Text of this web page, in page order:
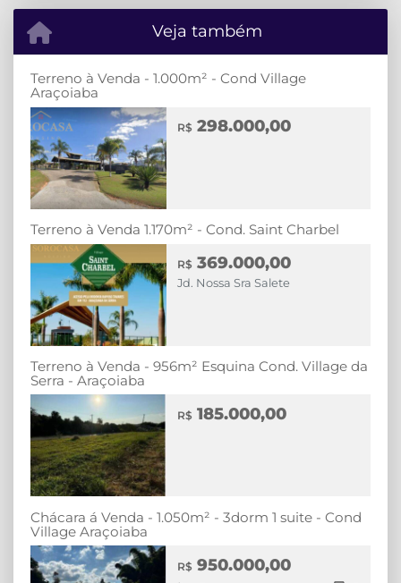
Veja também
Terreno à Venda - 1.000m² - Cond Village
Araçoiaba
R$ 298.000,00
Terreno à Venda 1.170m² - Cond. Saint Charbel
R$ 369.000,00
Jd. Nossa Sra Salete
Terreno à Venda - 956m² Esquina Cond. Village da
Serra - Araçoiaba
R$ 185.000,00
Chácara á Venda - 1.050m² - 3dorm 1 suite - Cond
Village Araçoiaba
R$ 950.000,00